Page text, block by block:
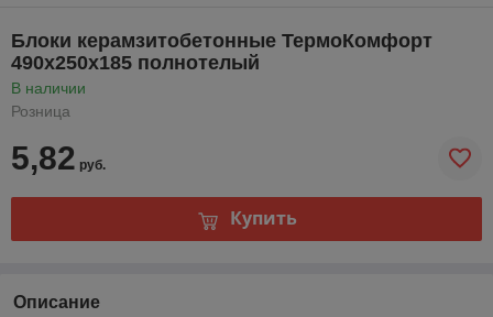
Блоки керамзитобетонные ТермоКомфорт
490х250х185 полнотелый
В наличии
Розница
5,82 руб.
Купить
Описание